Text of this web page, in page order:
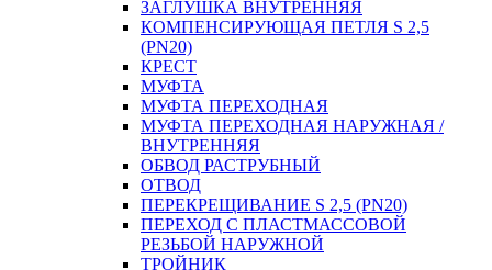
ЗАГЛУШКА ВНУТРЕННЯЯ
КОМПЕНСИРУЮЩАЯ ПЕТЛЯ S 2,5
(PN20)
КРЕСТ
МУФТА
МУФТА ПЕРЕХОДНАЯ
МУФТА ПЕРЕХОДНАЯ НАРУЖНАЯ /
ВНУТРЕННЯЯ
ОБВОД РАСТРУБНЫЙ
ОТВОД
ПЕРЕКРЕЩИВАНИЕ S 2,5 (PN20)
ПЕРЕХОД С ПЛАСТМАССОВОЙ
РЕЗЬБОЙ НАРУЖНОЙ
ТРОЙНИК